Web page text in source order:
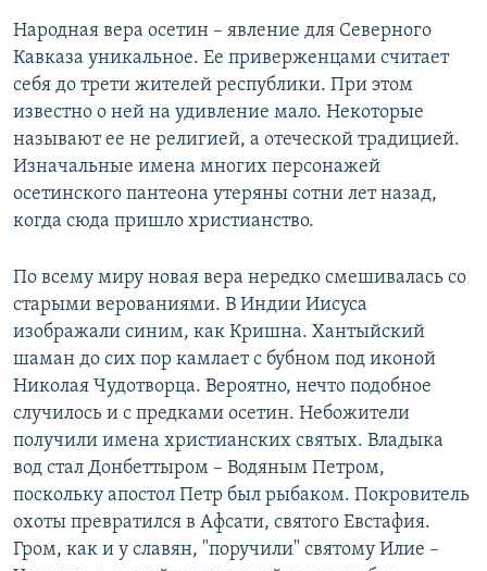
Народная вера осетин – явление для Северного
Кавказа уникальное. Ее приверженцами считает
себя до трети жителей республики. При этом
известно о ней на удивление мало. Некоторые
называют ее не религией, а отеческой традицией.
Изначальные имена многих персонажей
осетинского пантеона утеряны сотни лет назад,
когда сюда пришло христианство.
По всему миру новая вера нередко смешивалась со
старыми верованиями. В Индии Иисуса
изображали синим, как Кришна. Хантыйский
шаман до сих пор камлает с бубном под иконой
Николая Чудотворца. Вероятно, нечто подобное
случилось и с предками осетин. Небожители
получили имена христианских святых. Владыка
вод стал Донбеттыром – Водяным Петром,
поскольку апостол Петр был рыбаком. Покровитель
охоты превратился в Афсати, святого Евстафия.
Гром, как и у славян, "поручили" святому Илие –